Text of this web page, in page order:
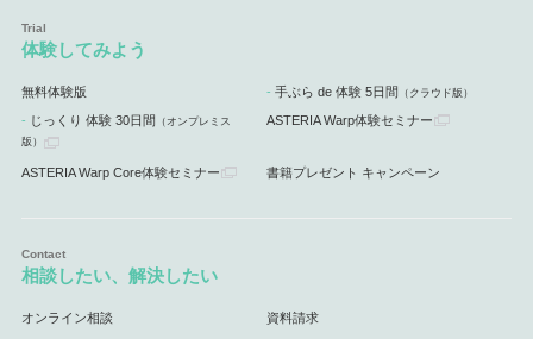
体験してみよう
無料体験版 手ぶら de 体験 5日間 （クラウド版）
じっくり 体験 30日間 （オンプレミス
版）
ASTERIA Warp体験セミナー
ASTERIA Warp Core体験セミナー 書籍プレゼント キャンペーン
相談したい、解決したい
オンライン相談 資料請求